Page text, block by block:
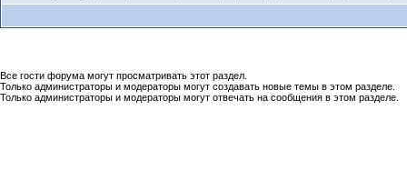
Все гости форума могут просматривать этот раздел.
Только администраторы и модераторы могут создавать новые темы в этом разделе.
Только администраторы и модераторы могут отвечать на сообщения в этом разделе.